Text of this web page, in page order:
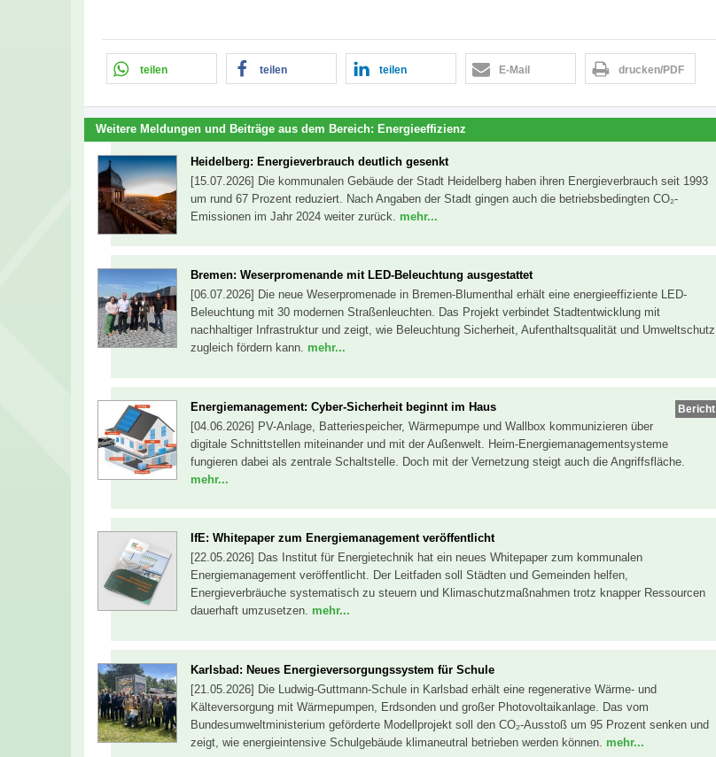
teilen teilen teilen E-Mail drucken/PDF
Weitere Meldungen und Beiträge aus dem Bereich: Energieeffizienz
Heidelberg: Energieverbrauch deutlich gesenkt
[15.07.2026] Die kommunalen Gebäude der Stadt Heidelberg haben ihren Energieverbrauch seit 1993
um rund 67 Prozent reduziert. Nach Angaben der Stadt gingen auch die betriebsbedingten CO₂-
Emissionen im Jahr 2024 weiter zurück. mehr...
Bremen: Weserpromenande mit LED-Beleuchtung ausgestattet
[06.07.2026] Die neue Weserpromenade in Bremen-Blumenthal erhält eine energieeffiziente LED-
Beleuchtung mit 30 modernen Straßenleuchten. Das Projekt verbindet Stadtentwicklung mit
nachhaltiger Infrastruktur und zeigt, wie Beleuchtung Sicherheit, Aufenthaltsqualität und Umweltschutz
zugleich fördern kann. mehr...
Bericht
Energiemanagement: Cyber-Sicherheit beginnt im Haus
[04.06.2026] PV-Anlage, Batteriespeicher, Wärmepumpe und Wallbox kommunizieren über
digitale Schnittstellen miteinander und mit der Außenwelt. Heim-Energiemanagementsysteme
fungieren dabei als zentrale Schaltstelle. Doch mit der Vernetzung steigt auch die Angriffsfläche.
mehr...
IfE: Whitepaper zum Energiemanagement veröffentlicht
[22.05.2026] Das Institut für Energietechnik hat ein neues Whitepaper zum kommunalen
Energiemanagement veröffentlicht. Der Leitfaden soll Städten und Gemeinden helfen,
Energieverbräuche systematisch zu steuern und Klimaschutzmaßnahmen trotz knapper Ressourcen
dauerhaft umzusetzen. mehr...
Karlsbad: Neues Energieversorgungssystem für Schule
[21.05.2026] Die Ludwig-Guttmann-Schule in Karlsbad erhält eine regenerative Wärme- und
Kälteversorgung mit Wärmepumpen, Erdsonden und großer Photovoltaikanlage. Das vom
Bundesumweltministerium geförderte Modellprojekt soll den CO₂-Ausstoß um 95 Prozent senken und
zeigt, wie energieintensive Schulgebäude klimaneutral betrieben werden können. mehr...